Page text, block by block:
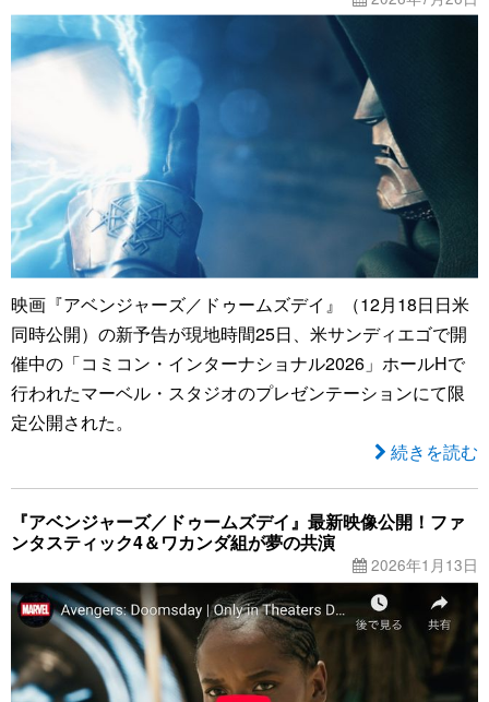
映画『アベンジャーズ／ドゥームズデイ』（12月18日日米
同時公開）の新予告が現地時間25日、米サンディエゴで開
催中の「コミコン・インターナショナル2026」ホールHで
行われたマーベル・スタジオのプレゼンテーションにて限
定公開された。
続きを読む
『アベンジャーズ／ドゥームズデイ』最新映像公開！ファ
ンタスティック4＆ワカンダ組が夢の共演
2026年1月13日